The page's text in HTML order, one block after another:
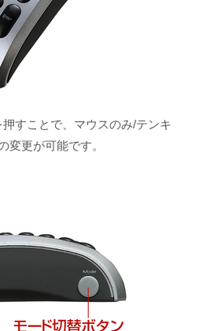
すことで、マウスのみ/テンキ
変更が可能です。